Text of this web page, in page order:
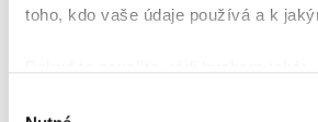
toho, kdo vaše údaje používá a k